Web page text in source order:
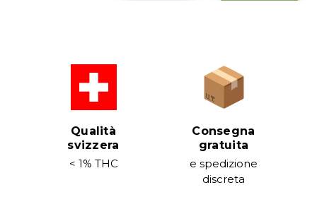
Qualità
svizzera
< 1% THC
Consegna
gratuita
e spedizione
discreta